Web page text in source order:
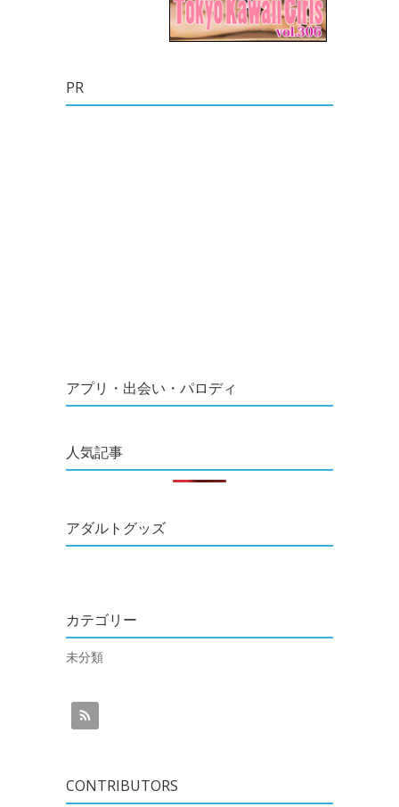
PR
アプリ・出会い・パロディ
人気記事
アダルトグッズ
カテゴリー
未分類
CONTRIBUTORS